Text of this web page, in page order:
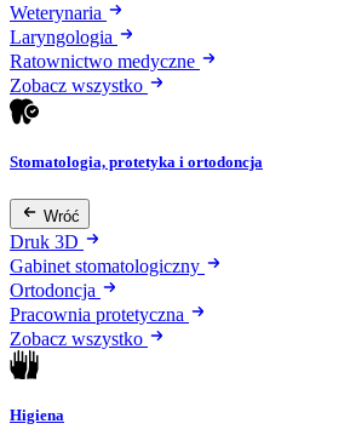
Weterynaria
Laryngologia
Ratownictwo medyczne
Zobacz wszystko
Stomatologia, protetyka i ortodoncja
Wróć
Druk 3D
Gabinet stomatologiczny
Ortodoncja
Pracownia protetyczna
Zobacz wszystko
Higiena